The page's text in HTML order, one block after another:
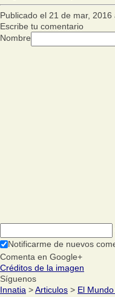
Publicado el 21 de mar,
Escribe tu comentario
Nombre
Notificarme de nuevos
Comenta en Google+
Créditos de la imagen
Síguenos
Innatia >Articulos > El